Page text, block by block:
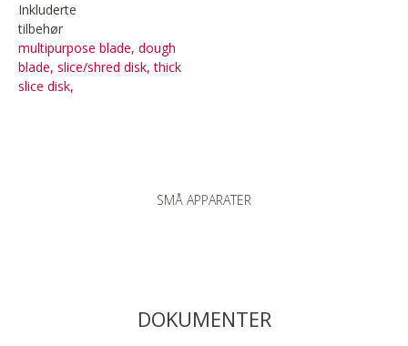
Inkluderte
tilbehør
multipurpose blade, dough
blade, slice/shred disk, thick
slice disk,
SMÅ APPARATER
DOKUMENTER